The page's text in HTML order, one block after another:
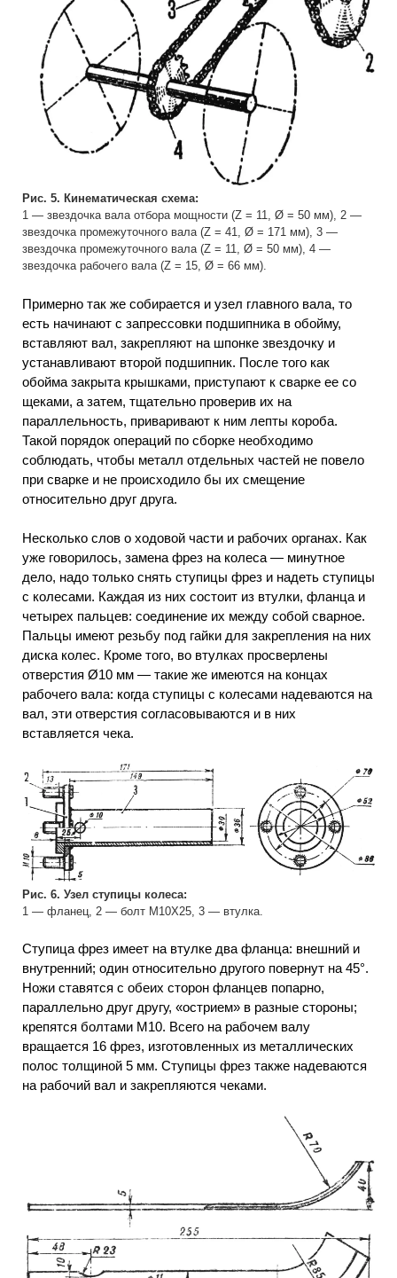
Рис. 5. Кинематическая схема:
1 — звездочка вала отбора мощности (Z = 11, Ø = 50 мм), 2 —
звездочка промежуточного вала (Z = 41, Ø = 171 мм), 3 —
звездочка промежуточного вала (Z = 11, Ø = 50 мм), 4 —
звездочка рабочего вала (Z = 15, Ø = 66 мм).
Примерно так же собирается и узел главного вала, то
есть начинают с запрессовки подшипника в обойму,
вставляют вал, закрепляют на шпонке звездочку и
устанавливают второй подшипник. После того как
обойма закрыта крышками, приступают к сварке ее со
щеками, а затем, тщательно проверив их на
параллельность, приваривают к ним лепты короба.
Такой порядок операций по сборке необходимо
соблюдать, чтобы металл отдельных частей не повело
при сварке и не происходило бы их смещение
относительно друг друга.
Несколько слов о ходовой части и рабочих органах. Как
уже говорилось, замена фрез на колеса — минутное
дело, надо только снять ступицы фрез и надеть ступицы
с колесами. Каждая из них состоит из втулки, фланца и
четырех пальцев: соединение их между собой сварное.
Пальцы имеют резьбу под гайки для закрепления на них
диска колес. Кроме того, во втулках просверлены
отверстия Ø10 мм — такие же имеются на концах
рабочего вала: когда ступицы с колесами надеваются на
вал, эти отверстия согласовываются и в них
вставляется чека.
Рис. 6. Узел ступицы колеса:
1 — фланец, 2 — болт M10X25, 3 — втулка.
Ступица фрез имеет на втулке два фланца: внешний и
внутренний; один относительно другого повернут на 45°.
Ножи ставятся с обеих сторон фланцев попарно,
параллельно друг другу, «острием» в разные стороны;
крепятся болтами М10. Всего на рабочем валу
вращается 16 фрез, изготовленных из металлических
полос толщиной 5 мм. Ступицы фрез также надеваются
на рабочий вал и закрепляются чеками.